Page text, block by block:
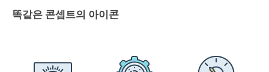
똑같은 콘셉트의 아이콘